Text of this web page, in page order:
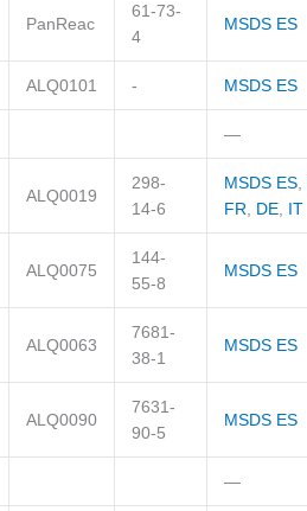
PanReac
61-73-
4
MSDS ES
ALQ0101 - MSDS ES
—
ALQ0019
298-
14-6
MSDS ES,
FR, DE, IT
ALQ0075
144-
55-8
MSDS ES
ALQ0063
7681-
38-1
MSDS ES
ALQ0090
7631-
90-5
MSDS ES
—